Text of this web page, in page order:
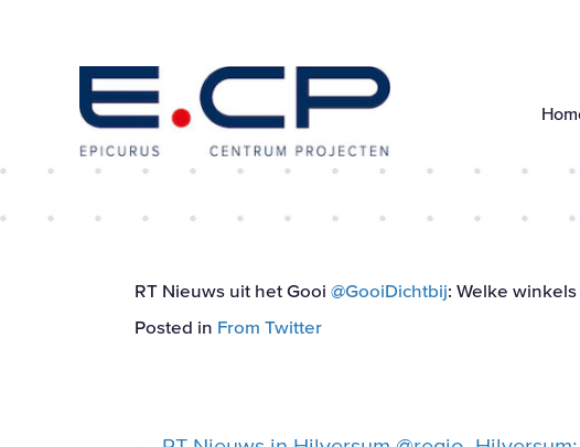
RT Nieuws uit het Gooi @GooiDichtbij: Welke
Posted in From Twitter